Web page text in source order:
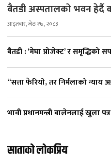
बैतडी अस्पतालको भवन हेर्दै
आइतबार, जेठ १७, २०८३
बैतडी : ‘मेघा प्रोजेक्ट’ र समृद्धिको
“सत्ता फेरियो, तर निर्मलाको न्याय
भावी प्रधानमन्त्री बालेनलाई खुला पत्र
साताको लोकप्रिय